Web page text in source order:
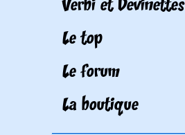
Verbi et Devinettes
Le top
Le forum
La boutique